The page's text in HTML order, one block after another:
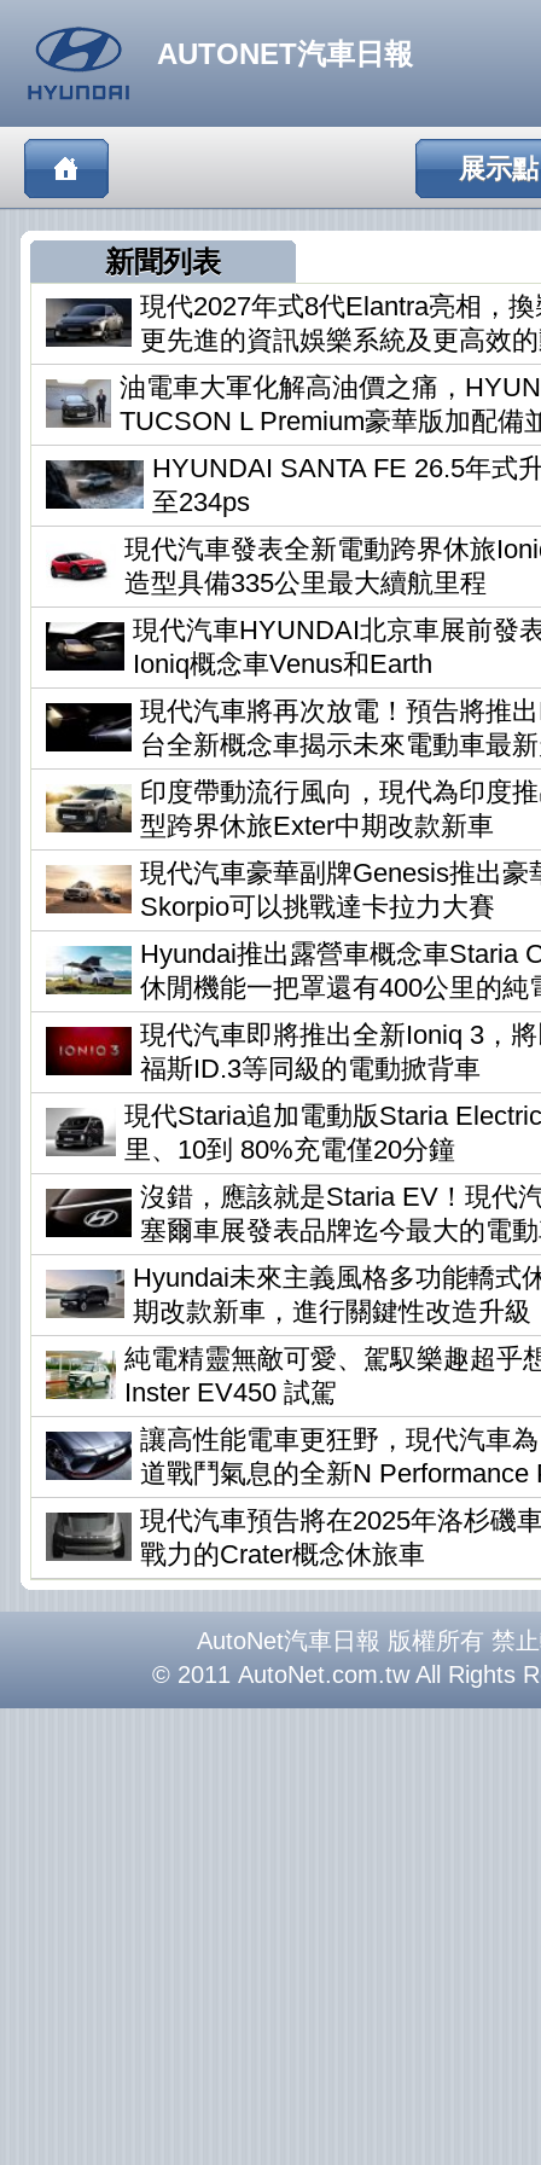
AUTONET汽車日報
展示點
新聞列表
現代2027年式8代Elantra亮相，
更先進的資訊娛樂系統及更高效
油電車大軍化解高油價之痛，
TUCSON L Premium豪華版加配備
HYUNDAI SANTA FE 26.5年式
至234ps
現代汽車發表全新電動跨界休旅
造型具備335公里最大續航里程
現代汽車HYUNDAI北京車展前發
Ioniq概念車Venus和Earth
現代汽車將再次放電！預告將推
台全新概念車揭示未來電動車最
印度帶動流行風向，現代為印度
型跨界休旅Exter中期改款新車
現代汽車豪華副牌Genesis推出豪
Skorpio可以挑戰達卡拉力大賽
Hyundai推出露營車概念車Staria
休閒機能一把罩還有400公里的純
現代汽車即將推出全新Ioniq 3，
福斯ID.3等同級的電動掀背車
現代Staria追加電動版Staria
里、10到 80%充電僅20分鐘
沒錯，應該就是Staria EV！現代
塞爾車展發表品牌迄今最大的電
Hyundai未來主義風格多功能轎式
期改款新車，進行關鍵性改造升級
純電精靈無敵可愛、駕馭樂趣超乎
Inster EV450 試駕
讓高性能電車更狂野，現代汽車
道戰鬥氣息的全新N Performance
現代汽車預告將在2025年洛杉磯
戰力的Crater概念休旅車
AutoNet汽車日報 版權所有 禁
© 2011 AutoNet.com.tw All Rights